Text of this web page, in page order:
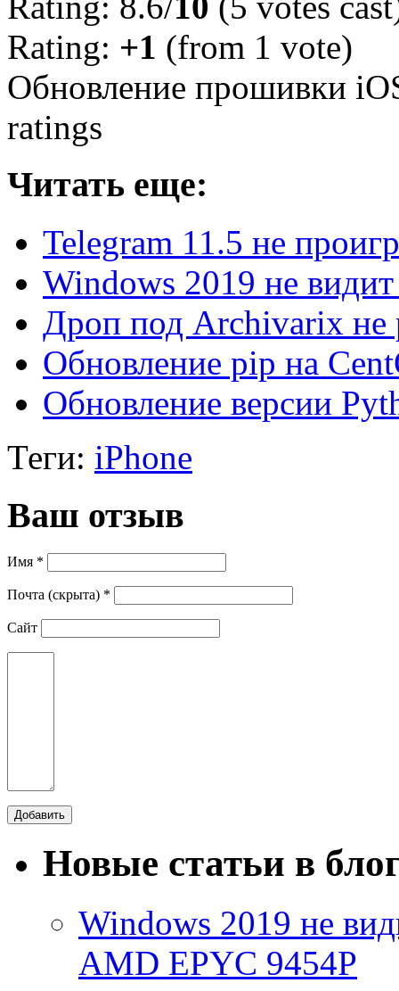
Rating: +1 (from 1 vote)
Обновление прошивки
ratings
Читать еще:
Telegram 11.5 не
Windows 2019 не
Дроп под Archivarix не
Обновление pip на
Обновление версии
Теги: iPhone
Ваш отзыв
Имя *
Почта (скрыта) *
Сайт
Новые статьи в
Windows 2019 не
AMD EPYC 9454P